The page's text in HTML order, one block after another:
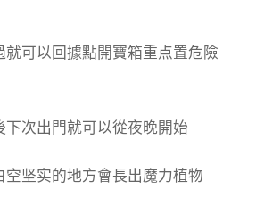
就可以回據點開寶箱重点置危險
下次出門就可以從夜晚開始
空坚实的地方會長出魔力植物